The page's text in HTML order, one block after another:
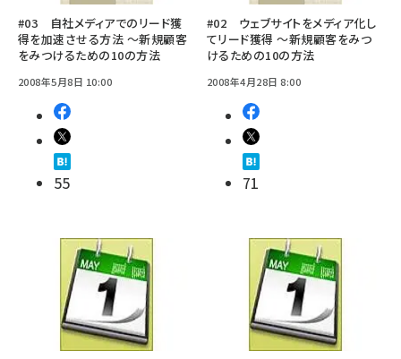
#03 自社メディアでのリード獲
得を加速させる方法 ～新規顧客
をみつけるための10の方法
2008年5月8日 10:00
55
#02 ウェブサイトをメディア化し
てリード獲得 ～新規顧客をみつ
けるための10の方法
2008年4月28日 8:00
71